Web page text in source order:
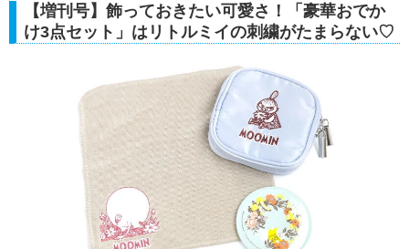
【増刊号】飾っておきたい可愛さ！「豪華おでか
け3点セット」はリトルミイの刺繍がたまらない♡